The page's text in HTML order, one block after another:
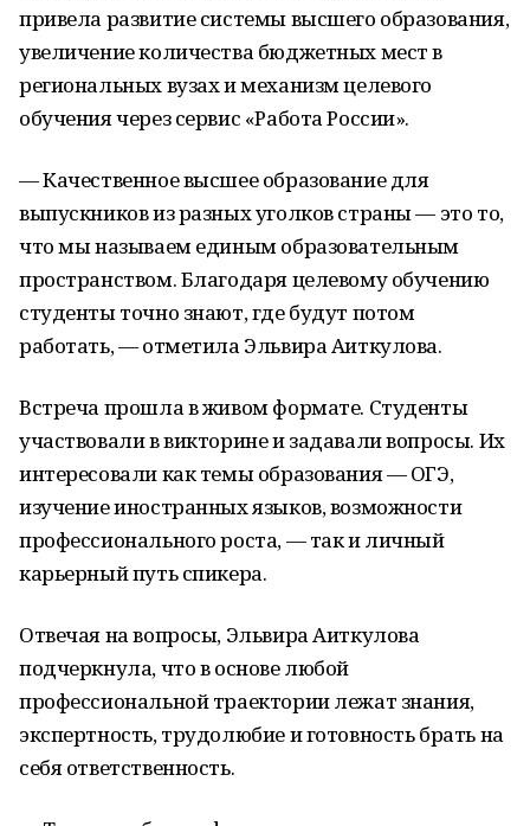
привела развитие системы высшего образования,
увеличение количества бюджетных мест в
региональных вузах и механизм целевого
обучения через сервис «Работа России».
— Качественное высшее образование для
выпускников из разных уголков страны — это то,
что мы называем единым образовательным
пространством. Благодаря целевому обучению
студенты точно знают, где будут потом
работать, — отметила Эльвира Аиткулова.
Встреча прошла в живом формате. Студенты
участвовали в викторине и задавали вопросы. Их
интересовали как темы образования — ОГЭ,
изучение иностранных языков, возможности
профессионального роста, — так и личный
карьерный путь спикера.
Отвечая на вопросы, Эльвира Аиткулова
подчеркнула, что в основе любой
профессиональной траектории лежат знания,
экспертность, трудолюбие и готовность брать на
себя ответственность.